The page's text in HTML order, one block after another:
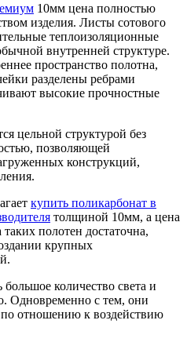
10мм цена полностью
изделия. Листы сотового
теплоизоляционные
внутренней структуре.
пространство полотна,
разделены ребрами
высокие прочностные
цельной структурой без
позволяющей
конструкций,
купить поликарбонат в
толщиной 10мм, а цена
полотен достаточна,
крупных
количество света и
Одновременно с тем, они
по отношению к воздействию